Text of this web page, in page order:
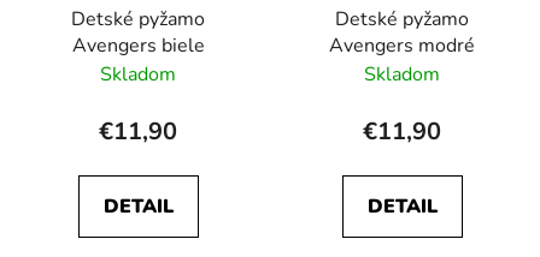
Detské pyžamo
Avengers biele
Skladom
€11,90
DETAIL
Detské pyžamo
Avengers modré
Skladom
€11,90
DETAIL